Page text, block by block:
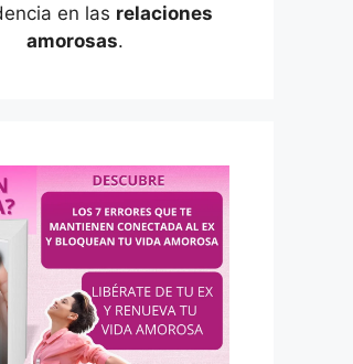
en las relaciones
amorosas.